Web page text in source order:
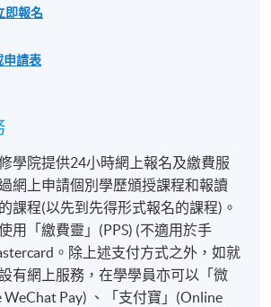
即報名
申請表
學院提供24小時網上報名及繳費服
網上申請個別學歷頒授課程和報讀
課程(以先到先得形式報名的課程)。
用「繳費靈」(PPS) (不適用於手
。除上述支付方式之外，如就
有網上服務，在學學員亦可以「微
Pay) 、「支付寶」(Online